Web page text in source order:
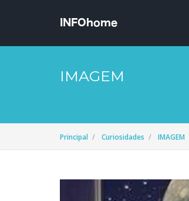
IMAGEM
Principal Curiosidades IMAGEM